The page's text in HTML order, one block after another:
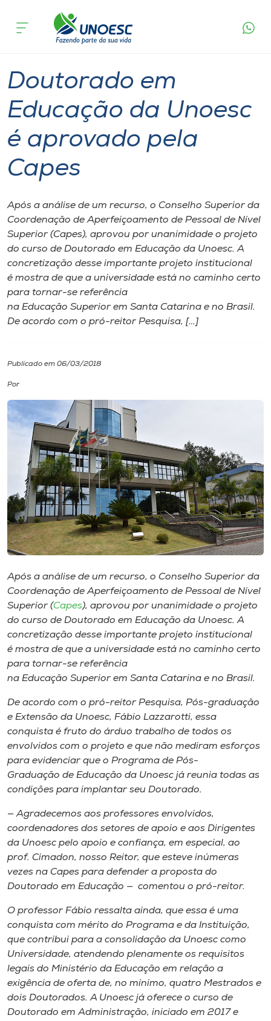
Cursos
Pesquisa
Atendimento ao Estudante
Portal de Ensino
A
Internacionalização
I.nova
Cultura
CPA
Biblioteca
Editora
Rádio
Museu
Unoesc
Store
o idioma
A+
A-
acontece
Doutorado em
Educação da Unoesc
é aprovado pela
Capes
Após a análise de um recurso, o Conselho Superior da
Coordenação de Aperfeiçoamento de Pessoal de Nível
Superior (Capes), aprovou por unanimidade o projeto
do curso de Doutorado em Educação da Unoesc. A
concretização desse importante projeto institucional
é mostra de que a universidade está no caminho certo
para tornar-se referência
na Educação Superior em Santa Catarina e no Brasil.
De acordo com o pró-reitor Pesquisa, […]
Publicado em 06/03/2018
Por
Após a análise de um recurso, o Conselho Superior da
Coordenação de Aperfeiçoamento de Pessoal de Nível
Superior (Capes), aprovou por unanimidade o projeto
do curso de Doutorado em Educação da Unoesc. A
concretização desse importante projeto institucional
é mostra de que a universidade está no caminho certo
para tornar-se referência
na Educação Superior em Santa Catarina e no Brasil.
De acordo com o pró-reitor Pesquisa, Pós-graduação
e Extensão da Unoesc, Fábio Lazzarotti, essa
conquista é fruto do árduo trabalho de todos os
envolvidos com o projeto e que não mediram esforços
para evidenciar que o Programa de Pós-
Graduação de Educação da Unoesc já reunia todas as
condições para implantar seu Doutorado.
— Agradecemos aos professores envolvidos,
coordenadores dos setores de apoio e aos Dirigentes
da Unoesc pelo apoio e confiança, em especial, ao
prof. Cimadon, nosso Reitor, que esteve inúmeras
vezes na Capes para defender a proposta do
Doutorado em Educação — comentou o pró-reitor.
O professor Fábio ressalta ainda, que essa é uma
conquista com mérito do Programa e da Instituição,
que contribui para a consolidação da Unoesc como
Universidade, atendendo plenamente os requisitos
legais do Ministério da Educação em relação a
exigência de oferta de, no mínimo, quatro Mestrados e
dois Doutorados. A Unoesc já oferece o curso de
Doutorado em Administração, iniciado em 2017 e